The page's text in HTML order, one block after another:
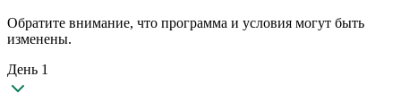
Обратите внимание, что программа и условия могут быть
изменены.
День 1